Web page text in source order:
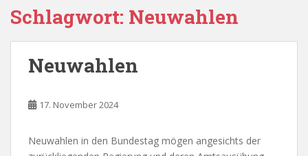
Schlagwort: Neuwahlen
Neuwahlen
17. November 2024
Neuwahlen in den Bundestag mögen angesichts der